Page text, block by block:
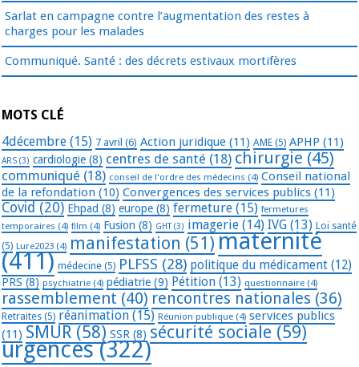
Sarlat en campagne contre l’augmentation des restes à
charges pour les malades
Communiqué. Santé : des décrets estivaux mortifères
MOTS CLÉ
4décembre (15) 7 avril (6) Action juridique (11) AME (5) APHP (11)
ARS (3) cardiologie (8) centres de santé (18) chirurgie (45)
communiqué (18) conseil de l'ordre des médecins (4) Conseil national
de la refondation (10) Convergences des services publics (11)
Covid (20) Ehpad (8) europe (8) fermeture (15) fermetures
temporaires (4) film (4) Fusion (8) GHT(3) imagerie (14) IVG (13) Loi santé
(5) Lure2023 (4) manifestation (51) maternité
(411) médecine (5) PLFSS (28) politique du médicament (12)
PRS (8) psychiatrie (4) pédiatrie (9) Pétition (13) questionnaire (4)
rassemblement (40) rencontres nationales (36)
Retraites (5) réanimation (15) Réunion publique (4) services publics
(11) SMUR (58) SSR (8) sécurité sociale (59)
urgences(322)